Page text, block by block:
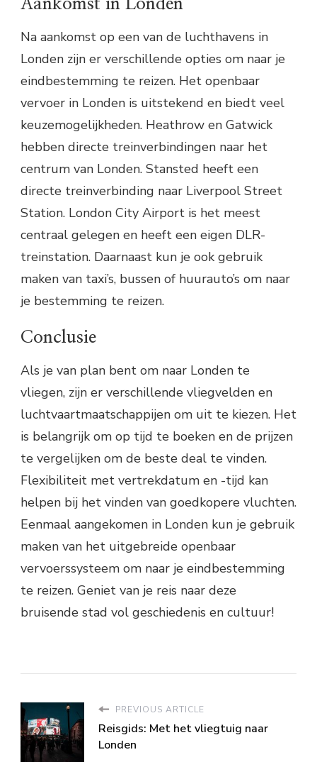
Aankomst in Londen
Na aankomst op een van de luchthavens in
Londen zijn er verschillende opties om naar je
eindbestemming te reizen. Het openbaar
vervoer in Londen is uitstekend en biedt veel
keuzemogelijkheden. Heathrow en Gatwick
hebben directe treinverbindingen naar het
centrum van Londen. Stansted heeft een
directe treinverbinding naar Liverpool Street
Station. London City Airport is het meest
centraal gelegen en heeft een eigen DLR-
treinstation. Daarnaast kun je ook gebruik
maken van taxi’s, bussen of huurauto’s om naar
je bestemming te reizen.
Conclusie
Als je van plan bent om naar Londen te
vliegen, zijn er verschillende vliegvelden en
luchtvaartmaatschappijen om uit te kiezen. Het
is belangrijk om op tijd te boeken en de prijzen
te vergelijken om de beste deal te vinden.
Flexibiliteit met vertrekdatum en -tijd kan
helpen bij het vinden van goedkopere vluchten.
Eenmaal aangekomen in Londen kun je gebruik
maken van het uitgebreide openbaar
vervoerssysteem om naar je eindbestemming
te reizen. Geniet van je reis naar deze
bruisende stad vol geschiedenis en cultuur!
PREVIOUS ARTICLE
Reisgids: Met het vliegtuig naar
Londen